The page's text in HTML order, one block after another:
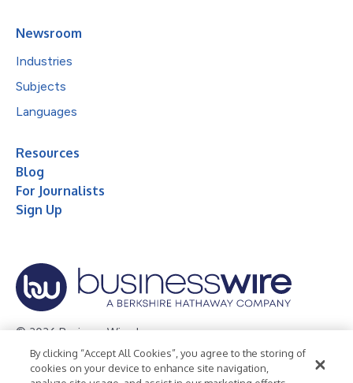
Newsroom
Industries
Subjects
Languages
Resources
Blog
For Journalists
Sign Up
© 2026 Business Wire, Inc.
Privacy Policy Cookie Policy
Accessibility Statement
By clicking “Accept All Cookies”, you agree to the storing of
cookies on your device to enhance site navigation,